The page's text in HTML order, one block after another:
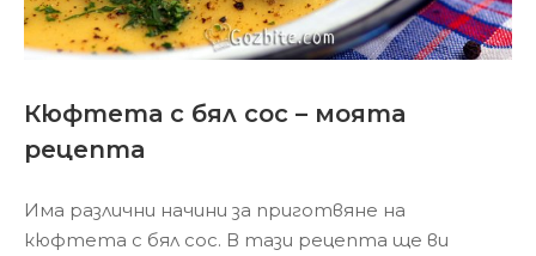
Кюфтета с бял сос – моята
рецепта
Има различни начини за приготвяне на
кюфтета с бял сос. В тази рецепта ще ви